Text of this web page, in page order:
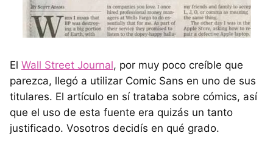
El Wall Street Journal, por muy poco creíble que
parezca, llegó a utilizar Comic Sans en uno de sus
titulares. El artículo en sí trataba sobre cómics, así
que el uso de esta fuente era quizás un tanto
justificado. Vosotros decidís en qué grado.